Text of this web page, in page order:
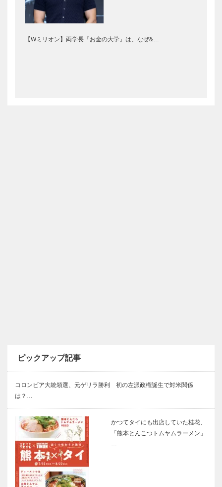
【Wミリオン】両学長『お金の大学』は、なぜ&…
ピックアップ記事
コロンビア大統領選、元ゲリラ勝利 初の左派政権誕生で対米関係
は？…
かつてタイにも出店していた桂花、
「熊本とんこつトムヤムラーメン」
…